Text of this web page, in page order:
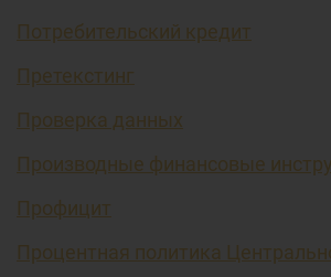
Потребительский кредит
Претекстинг
Проверка данных
Производные финансовые
Профицит
Процентная политика